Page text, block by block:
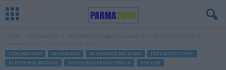
CORONAVIRUS IN EVIDENZA IN EVIDENZA BOLOGNA
IN EVIDENZA CARPI
IN EVIDENZA MODENA
IN EVIDENZA REGGIO EMILIA REGIONE